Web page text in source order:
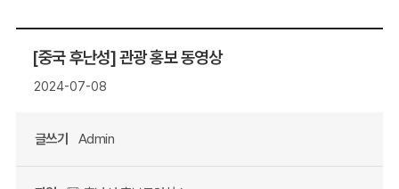
[중국 후난성] 관광 홍보 동영상
2024-07-08
글쓰기 Admin